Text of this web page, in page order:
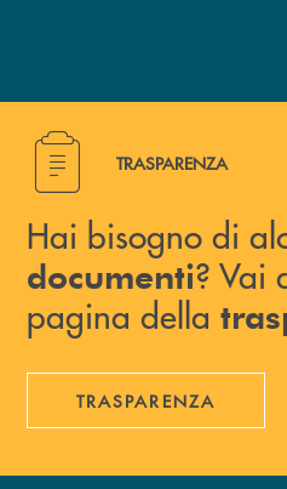
Hai bisogno di alcuni
TRASPARENZA
Hai bisogno di
documenti? Vai
pagina della
TRASPARENZA